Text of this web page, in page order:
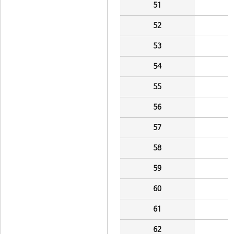
51
52
53
54
55
56
57
58
59
60
61
62